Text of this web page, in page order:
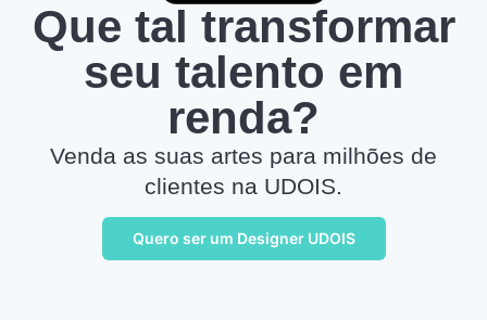
Que tal transformar
seu talento em
renda?
Venda as suas artes para milhões de
clientes na UDOIS.
Quero ser um Designer UDOIS